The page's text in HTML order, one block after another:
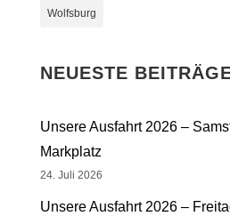
Wolfsburg
NEUESTE
Unsere Ausfahrt 2026 –
Markplatz
24. Juli 2026
Unsere Ausfahrt 2026 –